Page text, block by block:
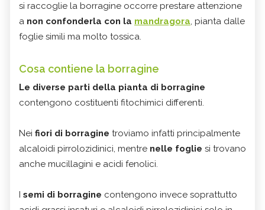
si raccoglie la borragine occorre prestare attenzione
a non confonderla con la mandragora, pianta dalle
foglie simili ma molto tossica.
Cosa contiene la borragine
Le diverse parti della pianta di borragine
contengono costituenti fitochimici differenti.
Nei fiori di borragine troviamo infatti principalmente
alcaloidi pirrolozidinici, mentre nelle foglie si trovano
anche mucillagini e acidi fenolici.
I semi di borragine contengono invece soprattutto